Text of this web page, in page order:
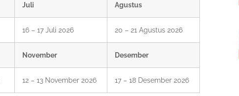
Juli Agustus
16 – 17 Juli 2026 20 – 21 Agustus 2026
November Desember
12 – 13 November 2026 17 – 18 Desember 2026